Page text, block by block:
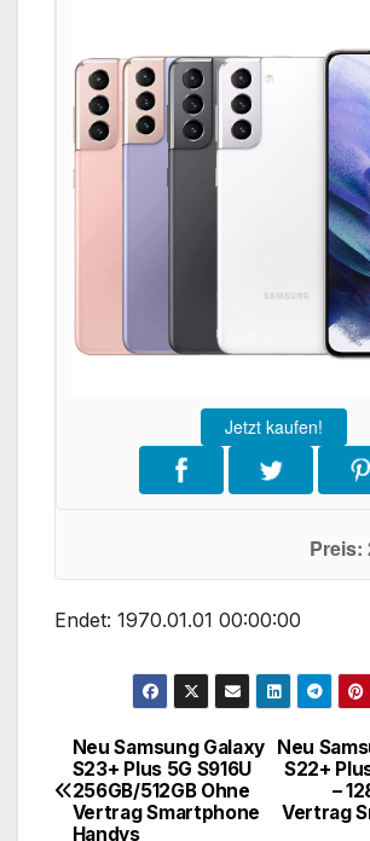
Jetzt kaufen!
Preis:
Endet: 1970.01.01 00:00:00
Neu
S22+
–
Vertrag
Neu Samsung Galaxy
S23+ Plus 5G S916U
256GB/512GB Ohne
Vertrag Smartphone
Handys